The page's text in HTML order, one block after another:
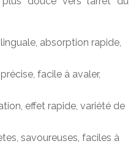
absorption rapide,
facile à avaler,
effet rapide, variété de
savoureuses, faciles à